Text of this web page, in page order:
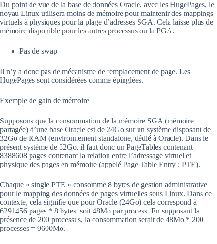
Du point de vue de la base de données Oracle, avec les HugePages, le
noyau Linux utilisera moins de mémoire pour maintenir des mappings
virtuels à physiques pour la plage d’adresses SGA. Cela laisse plus de
mémoire disponible pour les autres processus ou la PGA.
Pas de swap
Il n’y a donc pas de mécanisme de remplacement de page. Les
HugePages sont considérées comme épinglées.
Exemple de gain de mémoire
Supposons que la consommation de la mémoire SGA (mémoire
partagée) d’une base Oracle est de 24Go sur un système disposant de
32Go de RAM (environnement standalone, dédié à Oracle). Dans le
présent système de 32Go, il faut donc un PageTables contenant
8388608 pages contenant la relation entre l’adressage virtuel et
physique des pages en mémoire (appelé Page Table Entry : PTE).
Chaque « single PTE » consomme 8 bytes de gestion administrative
pour le mapping des données de pages virtuelles sous Linux. Dans ce
contexte, cela signifie que pour Oracle (24Go) cela correspond à
6291456 pages * 8 bytes, soit 48Mo par process. En supposant la
présence de 200 processus, la consommation serait de 48Mo * 200
processes = 9600Mo.